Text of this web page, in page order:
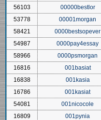
56103
00000bestlor
53778
00001morgan
58421
0000bestsopever
54987
0000pay4essay
58966
0000psmorgan
16816
001basiat
16838
001kasia
16786
001kasiat
54081
001nicocole
16809
001pynia